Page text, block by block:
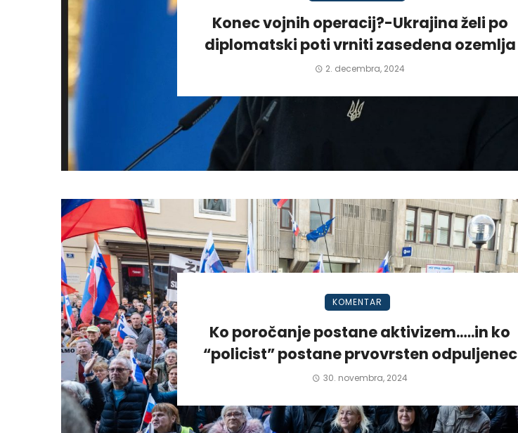
Konec vojnih operacij?-Ukrajina želi po
diplomatski poti vrniti zasedena ozemlja
2. decembra, 2024
KOMENTAR
Ko poročanje postane aktivizem.….in ko
“policist” postane prvovrsten odpuljenec
30. novembra, 2024